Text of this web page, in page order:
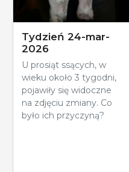
Tydzień 24-mar-
2026
U prosiąt ssących, w
wieku około 3 tygodni,
pojawiły się widoczne
na zdjęciu zmiany. Co
było ich przyczyną?